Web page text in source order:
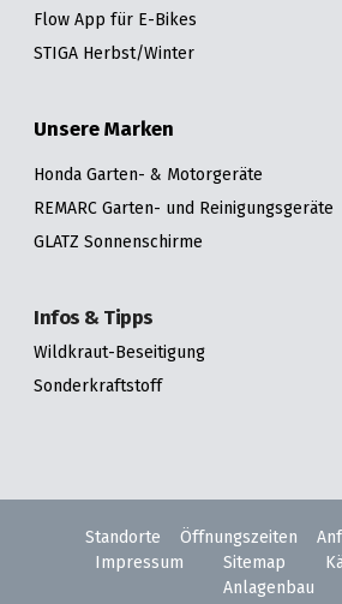
Flow App für E-Bikes
STIGA Herbst/Winter
Unsere Marken
Honda Garten- & Motorgeräte
REMARC Garten- und Reinigungsgeräte
GLATZ Sonnenschirme
Infos & Tipps
Wildkraut-Beseitigung
Sonderkraftstoff
Standorte Öffnungszeiten
Impressum
Sitemap
Anlagenbau